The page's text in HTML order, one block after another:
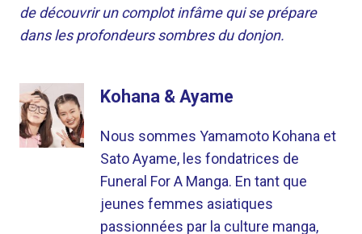
de découvrir un complot infâme qui se prépare
dans les profondeurs sombres du donjon.
Kohana & Ayame
Nous sommes Yamamoto Kohana et
Sato Ayame, les fondatrices de
Funeral For A Manga. En tant que
jeunes femmes asiatiques
passionnées par la culture manga,